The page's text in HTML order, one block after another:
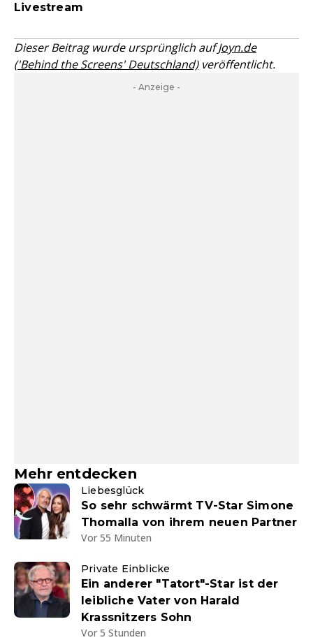
Livestream
Dieser Beitrag wurde ursprünglich aufJoyn.de
('Behind the Screens' Deutschland)veröffentlicht.
- Anzeige -
Mehr entdecken
Liebesglück
So sehr schwärmt TV-Star Simone
Thomalla von ihrem neuen Partner
Vor 55 Minuten
Private Einblicke
Ein anderer "Tatort"-Star ist der
leibliche Vater von Harald
Krassnitzers Sohn
Vor 5 Stunden